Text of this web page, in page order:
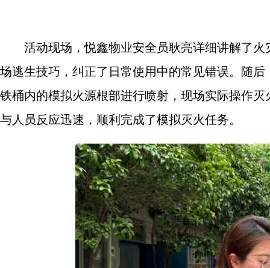
活动现场，悦鑫物业安全员耿亮详细讲解了
场逃生技巧，纠正了日常使用中的常见错误。随
铁桶内的模拟火源根部进行喷射，现场实际操作
与人员反应迅速，顺利完成了模拟灭火任务。